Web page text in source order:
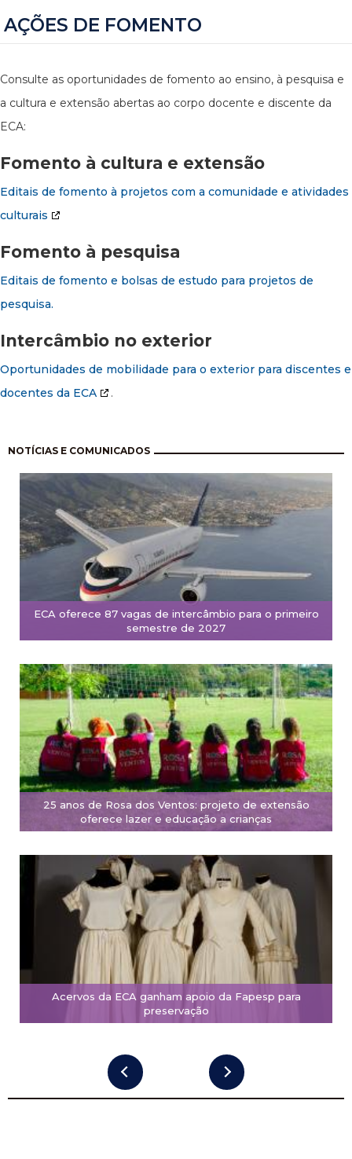
AÇÕES DE FOMENTO
Consulte as oportunidades de fomento ao ensino, à pesquisa e
a cultura e extensão abertas ao corpo docente e discente da
ECA:
Fomento à cultura e extensão
Editais de fomento à projetos com a comunidade e atividades
culturais
Fomento à pesquisa
Editais de fomento e bolsas de estudo para projetos de
pesquisa.
Intercâmbio no exterior
Oportunidades de mobilidade para o exterior para discentes e
docentes da ECA
.
NOTÍCIAS E COMUNICADOS
ECA oferece 87 vagas de intercâmbio para o primeiro
semestre de 2027
25 anos de Rosa dos Ventos: projeto de extensão
oferece lazer e educação a crianças
Acervos da ECA ganham apoio da Fapesp para
preservação
Paginação